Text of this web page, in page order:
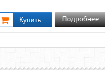
Подробнее